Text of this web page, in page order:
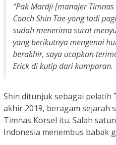
“Pak Mardji [manajer
Coach Shin Tae-yong tadi
sudah menerima surat
yang berikutnya mengenai
berakhir, saya ucapkan
Erick di kutip dari kumparan.
Shin ditunjuk sebagai pelatih
akhir 2019, beragam sejarah
Timnas Korsel itu. Salah
Indonesia menembus babak